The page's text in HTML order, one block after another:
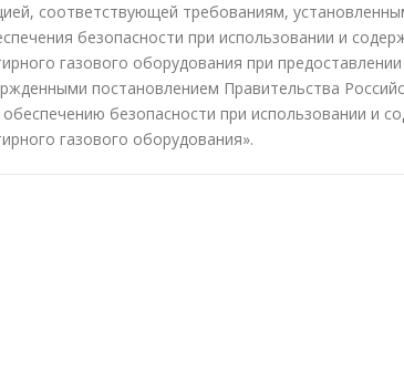
соответствующей требованиям,
безопасности при использовании и
газового оборудования при
постановлением Правительства
безопасности при использовании и
газового оборудования».